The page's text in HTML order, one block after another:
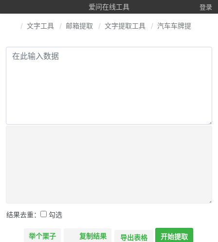
爱问在线工具 登录
文字工具 邮箱提取 文字提取工具 汽车车牌提取
结果去重： 勾选
举个栗子 复制结果 导出表格 开始提取